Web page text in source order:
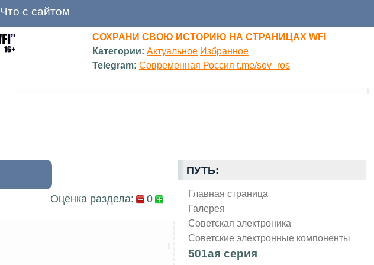
Что с сайтом
СОХРАНИ СВОЮ ИСТОРИЮ НА СТРАНИЦАХ WFI
Категории: Актуальное Избранное
Telegram: Современная Россия t.me/sov_ros
ПУТЬ:
Главная страница
Галерея
Советская электроника
Советские электронные компоненты
501ая серия
Оценка раздела: 0